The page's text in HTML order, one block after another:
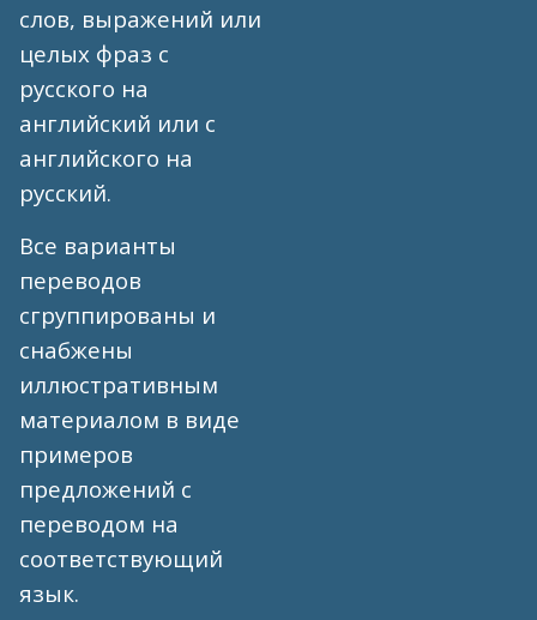
слов, выражений или
целых фраз с
русского на
английский или с
английского на
русский.
Все варианты
переводов
сгруппированы и
снабжены
иллюстративным
материалом в виде
примеров
предложений с
переводом на
соответствующий
язык.